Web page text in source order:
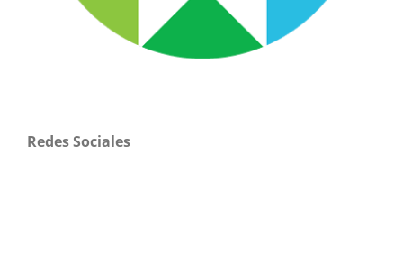
Redes Sociales